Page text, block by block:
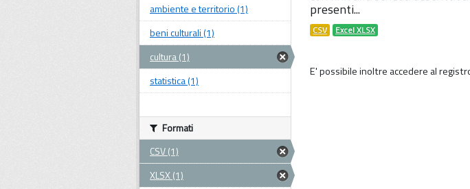
presenti...
CSV Excel XLSX
E' possibile inoltre accedere al
ambiente e territorio (1)
beni culturali (1)
cultura (1)
statistica (1)
Formati
CSV (1)
XLSX (1)